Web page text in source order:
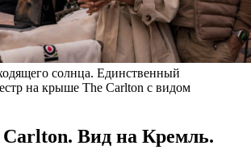
солнца. Единственный
на крыше The Carlton с видом
Вид на Кремль.